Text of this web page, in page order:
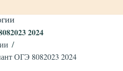
2024
ОГЭ 8082023 2024